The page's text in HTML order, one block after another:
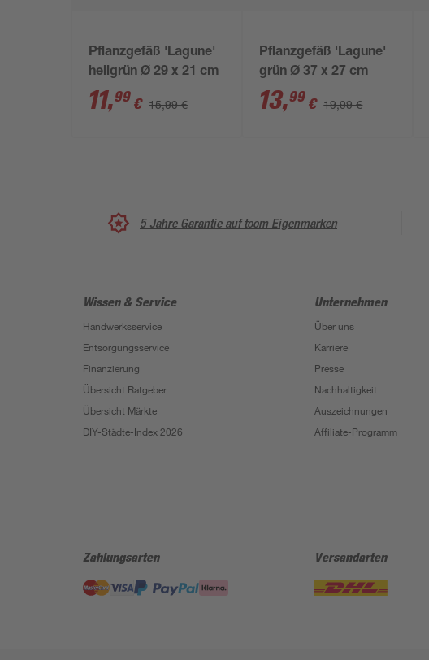
Pflanzgefäß 'Lagune'
hellgrün Ø 29 x 21 cm
11,99 € 15,99 €
Pflanzgefäß 'Lagune'
grün Ø 37 x 27 cm
13,99 € 19,99 €
5 Jahre Garantie auf toom Eigenmarken
Wissen & Service
Handwerksservice
Entsorgungsservice
Finanzierung
Übersicht Ratgeber
Übersicht Märkte
DIY-Städte-Index 2026
Unternehmen
Über uns
Karriere
Presse
Nachhaltigkeit
Auszeichnungen
Affiliate-Programm
Zahlungsarten Versandarten